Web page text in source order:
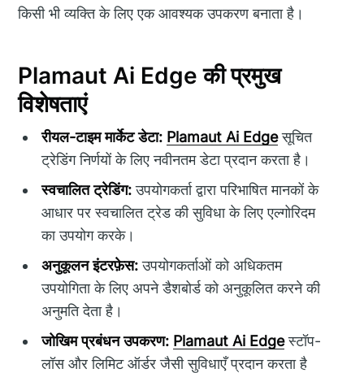
किसी भी व्यक्ति के लिए एक आवश्यक उपकरण बनाता है।
Plamaut Ai Edge की प्रमुख
विशेषताएं
रीयल-टाइम मार्केट डेटा: Plamaut Ai Edgeसूचित
ट्रेडिंग निर्णयों के लिए नवीनतम डेटा प्रदान करता है।
स्वचालित ट्रेडिंग:उपयोगकर्ता द्वारा परिभाषित मानकों के
आधार पर स्वचालित ट्रेड की सुविधा के लिए एल्गोरिदम
का उपयोग करके।
अनुकूलन इंटरफ़ेस:उपयोगकर्ताओं को अधिकतम
उपयोगिता के लिए अपने डैशबोर्ड को अनुकूलित करने की
अनुमति देता है।
जोखिम प्रबंधन उपकरण: Plamaut Ai Edgeस्टॉप-
लॉस और लिमिट ऑर्डर जैसी सुविधाएँ प्रदान करता है